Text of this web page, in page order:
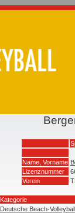
Name, Vorname
Lizenznummer
Verein
Kategorie
Deutsche Beach-